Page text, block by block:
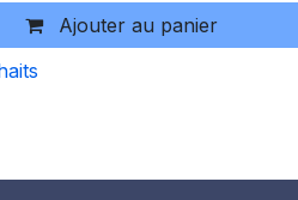
Ajouter au panier